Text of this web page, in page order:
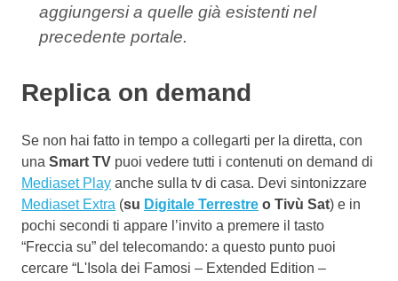
aggiungersi a quelle già esistenti nel
precedente portale.
Replica on demand
Se non hai fatto in tempo a collegarti per la diretta, con
una Smart TV puoi vedere tutti i contenuti on demand di
Mediaset Play anche sulla tv di casa. Devi sintonizzare
Mediaset Extra (su Digitale Terrestre o Tivù Sat) e in
pochi secondi ti appare l’invito a premere il tasto
“Freccia su” del telecomando: a questo punto puoi
cercare “L'Isola dei Famosi – Extended Edition –